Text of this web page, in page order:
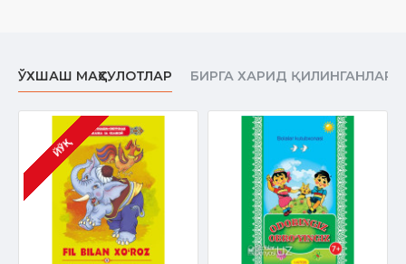
ЎХШАШ МАҲСУЛОТЛАР БИРГА ХАРИД ҚИЛИНГАНЛАР
ЙЎҚ